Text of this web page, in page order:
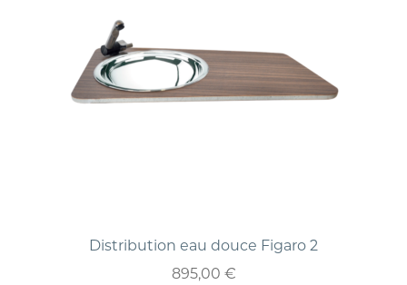
Distribution eau douce Figaro 2
895,00 €